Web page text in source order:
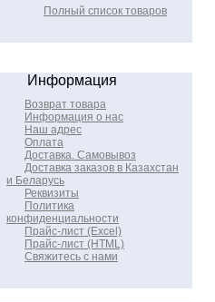
Полный список товаров
Информация
Возврат товара
Информация о нас
Наш адрес
Оплата
Доставка. Самовывоз
Доставка заказов в Казахстан
и Беларусь
Реквизиты
Политика
конфиденциальности
Прайс-лист (Excel)
Прайс-лист (HTML)
Свяжитесь с нами